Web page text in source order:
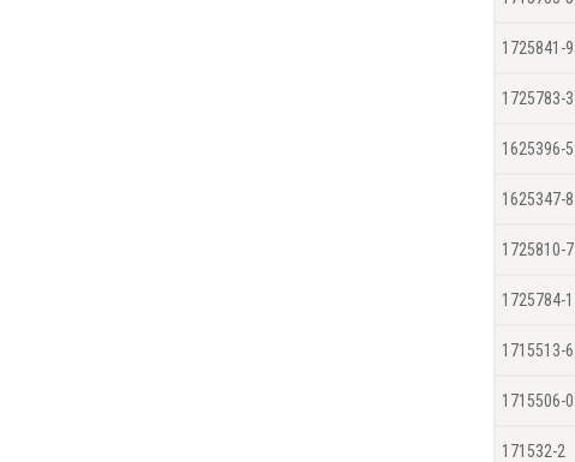
1725841-9
1725783-3
1625396-5
1625347-8
1725810-7
1725784-1
1715513-6
1715506-0
171532-2